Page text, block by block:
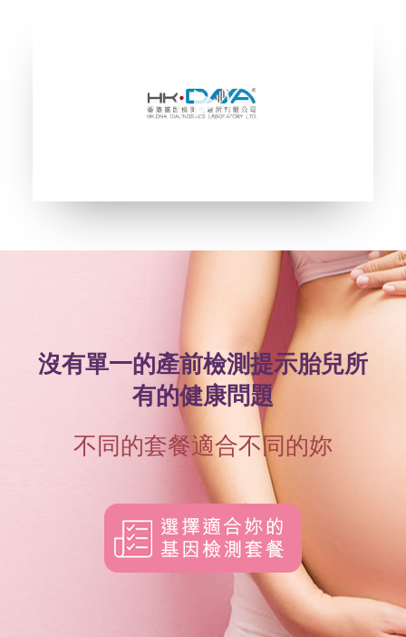
沒有單一的產前檢測提示胎兒所
有的健康問題
不同的套餐適合不同的妳